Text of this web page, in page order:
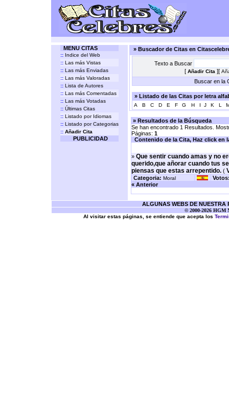
MENU CITAS
:: Indice del Web
:: Las más Vistas
:: Las más Enviadas
:: Las más Valoradas
:: Lista de Autores
:: Las más Comentadas
:: Las más Votadas
:: Últimas Citas
:: Listado por Idiomas
:: Listado por Categorias
:: Añadir Cita
PUBLICIDAD
» Buscador de Citas en
Texto a Buscar
[ Añadir Cita ][
Buscar en la
» Listado de las Citas por letra
A B C D E F G H I J K L
» Resultados de la Búsqueda
Se han encontrado 1 Resultados.
Páginas: 1
Contenido de la Cita, Haz click en
» Que sentir cuando amas y no
querido,que añorar cuando tus
piensas que estas arrepentido.(
Categoria: Moral
« Anterior
ALGUNAS WEBS DE NUESTRA
© 2000-2026 HGM
Al visitar estas páginas, se entiende que acepta los